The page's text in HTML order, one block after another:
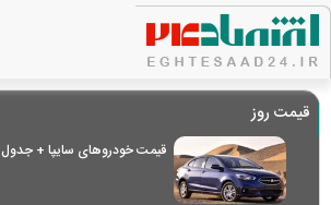
قیمت روز
قیمت خودرو‌های سایپا + جدول